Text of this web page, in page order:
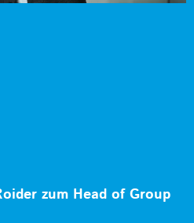
zum Head of Group